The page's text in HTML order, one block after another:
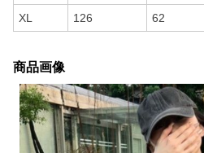
XL 126 62
商品画像